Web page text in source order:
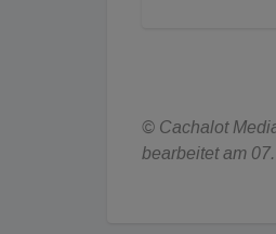
© Cachalot
bearbeitet am